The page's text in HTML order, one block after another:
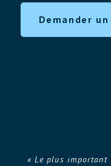
Demander
« Le plus important